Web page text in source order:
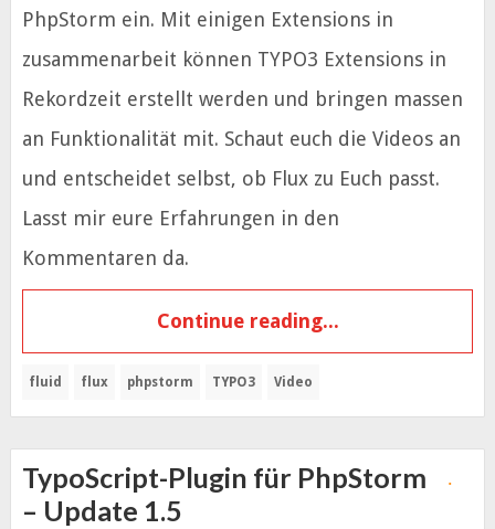
PhpStorm ein. Mit einigen Extensions in
zusammenarbeit können TYPO3 Extensions in
Rekordzeit erstellt werden und bringen massen
an Funktionalität mit. Schaut euch die Videos an
und entscheidet selbst, ob Flux zu Euch passt.
Lasst mir eure Erfahrungen in den
Kommentaren da.
Continue reading...
fluid flux phpstorm TYPO3 Video
TypoScript-Plugin für PhpStorm
– Update 1.5